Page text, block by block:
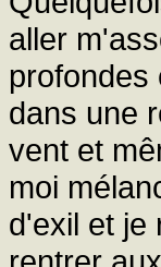
aller
profondes
dans une
vent et
moi
d'exil et je